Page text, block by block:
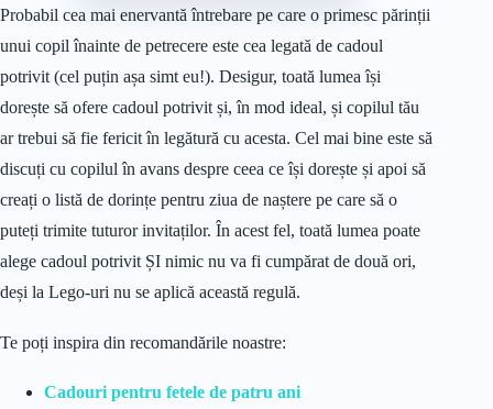
Probabil cea mai enervantă întrebare pe care o primesc părinții
unui copil înainte de petrecere este cea legată de cadoul
potrivit (cel puțin așa simt eu!). Desigur, toată lumea își
dorește să ofere cadoul potrivit și, în mod ideal, și copilul tău
ar trebui să fie fericit în legătură cu acesta. Cel mai bine este să
discuți cu copilul în avans despre ceea ce își dorește și apoi să
creați o listă de dorințe pentru ziua de naștere pe care să o
puteți trimite tuturor invitaților. În acest fel, toată lumea poate
alege cadoul potrivit ȘI nimic nu va fi cumpărat de două ori,
deși la Lego-uri nu se aplică această regulă.
Te poți inspira din recomandările noastre:
Cadouri pentru fetele de patru ani